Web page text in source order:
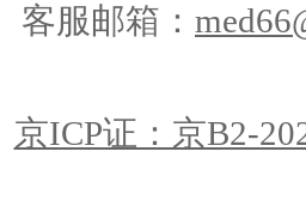
客服邮箱：
京ICP证：京B2-